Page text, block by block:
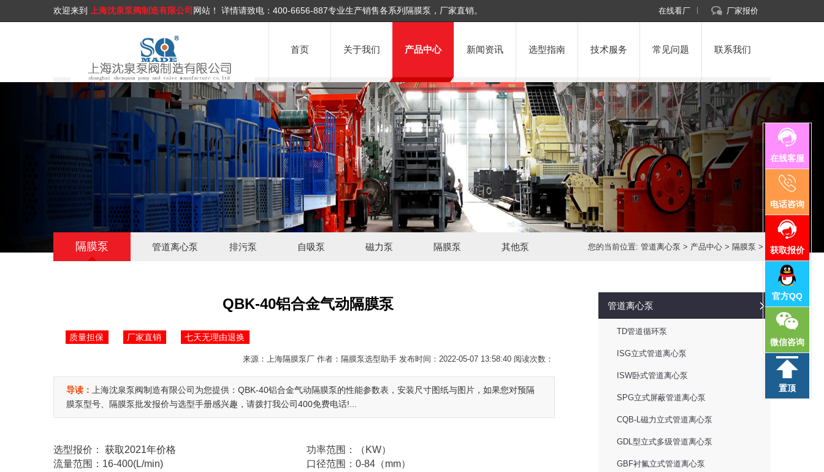
欢迎来到 上海沈泉泵阀制造有限公司 网站！ 详情请致电： 400-6656-887专业生产销售各系列隔膜泵，厂家直销。 在线看厂 厂家报价
首页 关于我们 产品中心 新闻资讯 选型指南 技术服务 常见问题 联系我们
在线客服
电话咨询
获取报价
官方QQ
微信咨询
置顶
隔膜泵 管道离心泵 排污泵 自吸泵 磁力泵 隔膜泵 其他泵 您的当前位置:管道离心泵 > 产品中心 > 隔膜泵 >
QBK-40铝合金气动隔膜泵
质量担保 厂家直销 七天无理由退换
来源：上海隔膜泵厂 作者：隔膜泵选型助手 发布时间：2022-05-07 13:58:40 阅读次数：
导读： 上海沈泉泵阀制造有限公司为您提供：QBK-40铝合金气动隔膜泵的性能参数表，安装尺寸图纸与图片，如果您对预隔
膜泵型号、隔膜泵批发报价与选型手册感兴趣，请拨打我公司400免费电话!...
选型报价：
获取2021年价格
流量范围：16-400(L/min)
功率范围：（KW）
口径范围：0-84（mm）
管道离心泵
TD管道循环泵
ISG立式管道离心泵
ISW卧式管道离心泵
SPG立式屏蔽管道离心泵
CQB-L磁力立式管道离心泵
GDL型立式多级管道离心泵
GBF衬氟立式管道离心泵